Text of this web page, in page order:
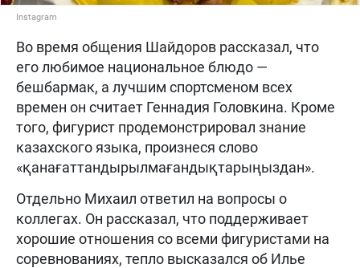
Instagram
Во время общения Шайдоров рассказал, что
его любимое национальное блюдо —
бешбармак, а лучшим спортсменом всех
времен он считает Геннадия Головкина. Кроме
того, фигурист продемонстрировал знание
казахского языка, произнеся слово
«қанағаттандырылмағандықтарыңыздан».
Отдельно Михаил ответил на вопросы о
коллегах. Он рассказал, что поддерживает
хорошие отношения со всеми фигуристами на
соревнованиях, тепло высказался об Илье